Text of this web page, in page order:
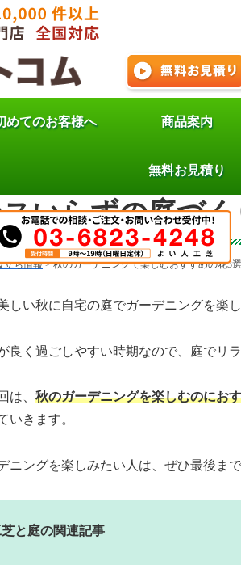
めてのお客様へ 商品案内
無料お見積り
ガーデニングで
いらずの庭づ
立ち情報>秋のガーデニングで楽しむおすすめの花3
しい秋に自宅の庭でガーデニングを楽
良く過ごしやすい時期なので、庭でリ
は、 秋のガーデニングを楽しむのにお
いきます。
ニングを楽しみたい人は、ぜひ最後まで
と庭の関連記事